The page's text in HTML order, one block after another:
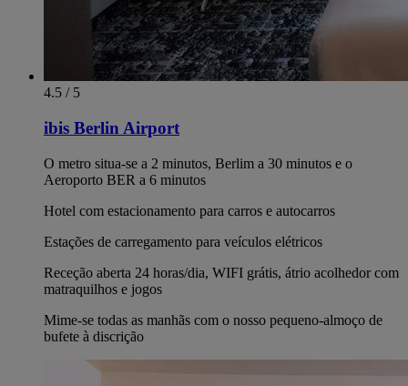
4.5 / 5
ibis Berlin Airport
O metro situa-se a 2 minutos, Berlim a 30 minutos e o
Aeroporto BER a 6 minutos
Hotel com estacionamento para carros e autocarros
Estações de carregamento para veículos elétricos
Receção aberta 24 horas/dia, WIFI grátis, átrio acolhedor com
matraquilhos e jogos
Mime-se todas as manhãs com o nosso pequeno-almoço de
bufete à discrição